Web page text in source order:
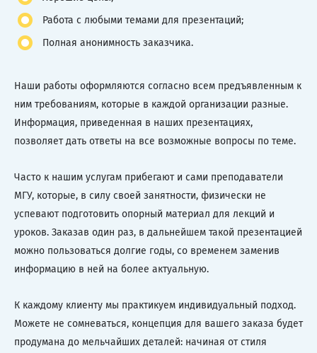
Работа с любыми темами для презентаций;
Полная анонимность заказчика.
Наши работы оформляются согласно всем предъявленным к
ним требованиям, которые в каждой организации разные.
Информация, приведенная в наших презентациях,
позволяет дать ответы на все возможные вопросы по теме.
Часто к нашим услугам прибегают и сами преподаватели
МГУ, которые, в силу своей занятности, физически не
успевают подготовить опорный материал для лекций и
уроков. Заказав один раз, в дальнейшем такой презентацией
можно пользоваться долгие годы, со временем заменив
информацию в ней на более актуальную.
К каждому клиенту мы практикуем индивидуальный подход.
Можете не сомневаться, концепция для вашего заказа будет
продумана до мельчайших деталей: начиная от стиля